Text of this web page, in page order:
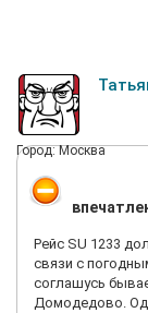
Город: Москва
Рейс SU 1233
связи с
соглашусь
Домодедово.